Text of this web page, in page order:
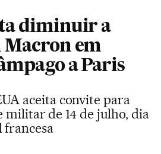
diminuir a
Macron em
a Paris
aceita convite para
militar de 14 de julho, dia
francesa